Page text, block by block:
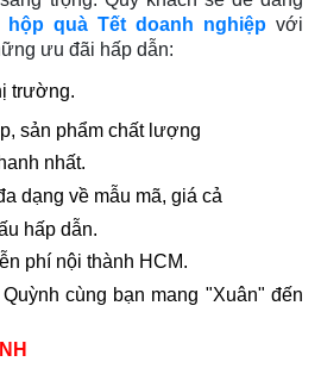
hộp quà Tết doanh nghiệp với
ưu đãi hấp dẫn:
trường.
sản phẩm chất lượng
nhất.
dạng về mẫu mã, giá cả
hấp dẫn.
phí nội thành HCM.
cùng bạn mang "Xuân" đến